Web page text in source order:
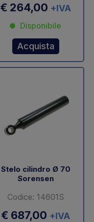
€ 264,00 +IVA
Disponibile
Acquista
Stelo cilindro Ø 70
Sorensen
Codice: 14601S
€ 687,00 +IVA